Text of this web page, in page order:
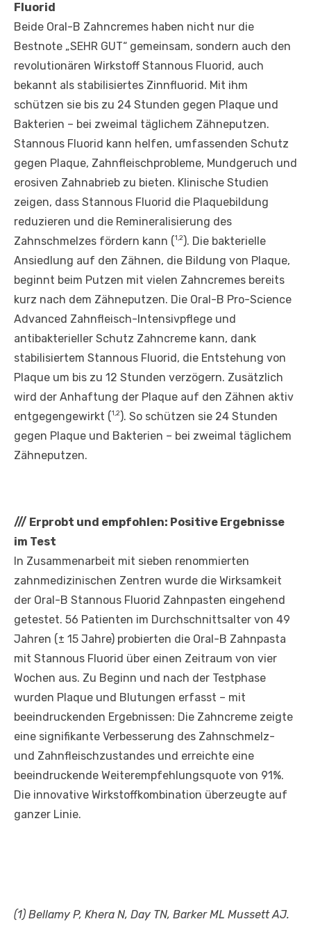
Fluorid
Beide Oral-B Zahncremes haben nicht nur die
Bestnote „SEHR GUT“ gemeinsam, sondern auch den
revolutionären Wirkstoff Stannous Fluorid, auch
bekannt als stabilisiertes Zinnfluorid. Mit ihm
schützen sie bis zu 24 Stunden gegen Plaque und
Bakterien – bei zweimal täglichem Zähneputzen.
Stannous Fluorid kann helfen, umfassenden Schutz
gegen Plaque, Zahnfleischprobleme, Mundgeruch und
erosiven Zahnabrieb zu bieten. Klinische Studien
zeigen, dass Stannous Fluorid die Plaquebildung
reduzieren und die Remineralisierung des
Zahnschmelzes fördern kann (1,2 ). Die bakterielle
Ansiedlung auf den Zähnen, die Bildung von Plaque,
beginnt beim Putzen mit vielen Zahncremes bereits
kurz nach dem Zähneputzen. Die Oral-B Pro-Science
Advanced Zahnfleisch-Intensivpflege und
antibakterieller Schutz Zahncreme kann, dank
stabilisiertem Stannous Fluorid, die Entstehung von
Plaque um bis zu 12 Stunden verzögern. Zusätzlich
wird der Anhaftung der Plaque auf den Zähnen aktiv
entgegengewirkt (1,2 ). So schützen sie 24 Stunden
gegen Plaque und Bakterien – bei zweimal täglichem
Zähneputzen.
/// Erprobt und empfohlen: Positive Ergebnisse
im Test
In Zusammenarbeit mit sieben renommierten
zahnmedizinischen Zentren wurde die Wirksamkeit
der Oral-B Stannous Fluorid Zahnpasten eingehend
getestet. 56 Patienten im Durchschnittsalter von 49
Jahren (± 15 Jahre) probierten die Oral-B Zahnpasta
mit Stannous Fluorid über einen Zeitraum von vier
Wochen aus. Zu Beginn und nach der Testphase
wurden Plaque und Blutungen erfasst – mit
beeindruckenden Ergebnissen: Die Zahncreme zeigte
eine signifikante Verbesserung des Zahnschmelz-
und Zahnfleischzustandes und erreichte eine
beeindruckende Weiterempfehlungsquote von 91%.
Die innovative Wirkstoffkombination überzeugte auf
ganzer Linie.
(1) Bellamy P, Khera N, Day TN, Barker ML Mussett AJ.